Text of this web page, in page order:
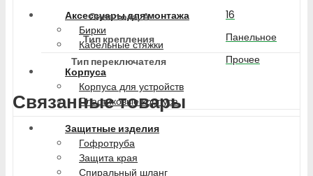
Аксессуары для монтажа
Бирки
Кабельные стяжки
Корпуса
Корпуса для устройств
Пластиковые корпуса
Защитные изделия
Гофротруба
Защита края
Спиральный шланг
Сила тока, А
16
Тип крепления
Панельное
Тип переключателя
Прочее
Связанные товары